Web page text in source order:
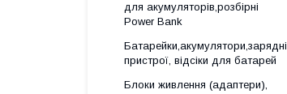
для акумуляторів,розбірні
Power Bank
Батарейки,акумулятори,зарядні
пристрої, відсіки для батарей
Блоки живлення (адаптери),